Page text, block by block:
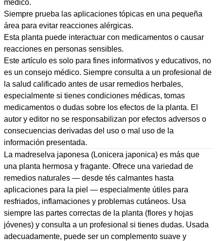
médico.
Siempre prueba las aplicaciones tópicas en una pequeña
área para evitar reacciones alérgicas.
Esta planta puede interactuar con medicamentos o causar
reacciones en personas sensibles.
Este artículo es solo para fines informativos y educativos, no
es un consejo médico. Siempre consulta a un profesional de
la salud calificado antes de usar remedios herbales,
especialmente si tienes condiciones médicas, tomas
medicamentos o dudas sobre los efectos de la planta. El
autor y editor no se responsabilizan por efectos adversos o
consecuencias derivadas del uso o mal uso de la
información presentada.
La madreselva japonesa (Lonicera japonica) es más que
una planta hermosa y fragante. Ofrece una variedad de
remedios naturales — desde tés calmantes hasta
aplicaciones para la piel — especialmente útiles para
resfriados, inflamaciones y problemas cutáneos. Usa
siempre las partes correctas de la planta (flores y hojas
jóvenes) y consulta a un profesional si tienes dudas. Usada
adecuadamente, puede ser un complemento suave y